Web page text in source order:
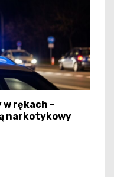
rękach –
narkotykowy